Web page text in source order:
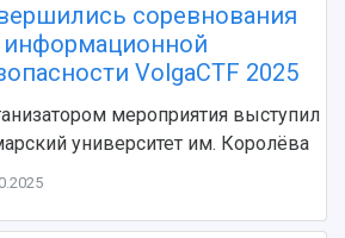
соревнования
информационной
VolgaCTF 2025
мероприятия выступил
университет им. Королёва